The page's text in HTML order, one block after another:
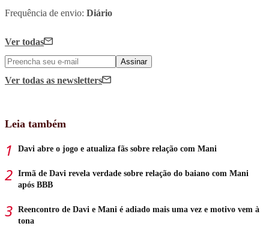
Frequência de envio: Diário
Ver todas
Assinar
Ver todas as newsletters
Leia também
Davi abre o jogo e atualiza fãs sobre relação com Mani
Irmã de Davi revela verdade sobre relação do baiano com Mani
após BBB
Reencontro de Davi e Mani é adiado mais uma vez e motivo vem à
tona